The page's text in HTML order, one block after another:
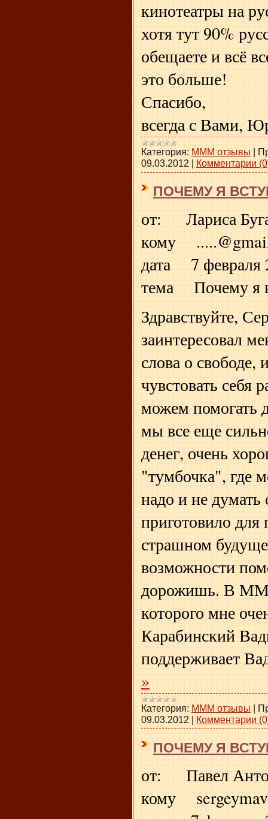
кинотеатры на
хотя тут 90%
обещаете и всё
это больше!
Спасибо,
всегда с Вами,
Категория: МММ отзывы |
09.03.2012 | Комментарии
ПОЧЕМУ Я
от: Лариса
кому
дата 7 февраля
тема Почему я
Здравствуйте,
заинтересовал
слова о
чувстовать себя
можем помогать
мы все еще
денег, очень
"тумбочка", где
надо и не думать
приготовило
страшном
возможности
дорожишь. В
которого мне
Карабинский
поддерживает
»
Категория: МММ отзывы |
09.03.2012 | Комментарии
ПОЧЕМУ Я
от: Павел
кому